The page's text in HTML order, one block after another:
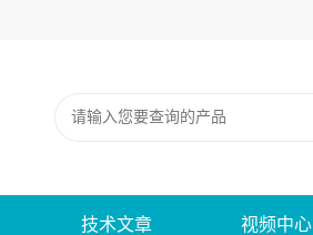
技术文章 视频中心